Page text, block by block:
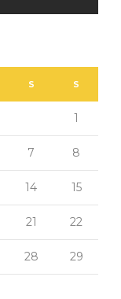
S S
1
7 8
14 15
21 22
28 29